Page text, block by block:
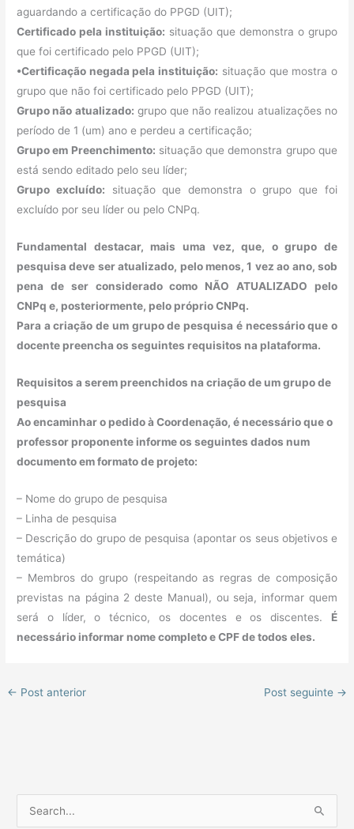
aguardando a certificação do PPGD (UIT);
Certificado pela instituição: situação que demonstra o grupo
que foi certificado pelo PPGD (UIT);
•Certificação negada pela instituição: situação que mostra o
grupo que não foi certificado pelo PPGD (UIT);
Grupo não atualizado: grupo que não realizou atualizações no
período de 1 (um) ano e perdeu a certificação;
Grupo em Preenchimento: situação que demonstra grupo que
está sendo editado pelo seu líder;
Grupo excluído: situação que demonstra o grupo que foi
excluído por seu líder ou pelo CNPq.
Fundamental destacar, mais uma vez, que, o grupo de
pesquisa deve ser atualizado, pelo menos, 1 vez ao ano, sob
pena de ser considerado como NÃO ATUALIZADO pelo
CNPq e, posteriormente, pelo próprio CNPq.
Para a criação de um grupo de pesquisa é necessário que o
docente preencha os seguintes requisitos na plataforma.
Requisitos a serem preenchidos na criação de um grupo de
pesquisa
Ao encaminhar o pedido à Coordenação, é necessário que o
professor proponente informe os seguintes dados num
documento em formato de projeto:
– Nome do grupo de pesquisa
– Linha de pesquisa
– Descrição do grupo de pesquisa (apontar os seus objetivos e
temática)
– Membros do grupo (respeitando as regras de composição
previstas na página 2 deste Manual), ou seja, informar quem
será o líder, o técnico, os docentes e os discentes. É
necessário informar nome completo e CPF de todos eles.
← Post anterior Post seguinte →